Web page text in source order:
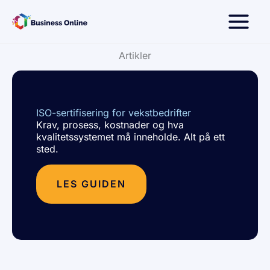
rett
Artikler
ISO-sertifisering for vekstbedrifter
Krav, prosess, kostnader og hva
kvalitetssystemet må inneholde. Alt på ett
sted.
LES GUIDEN